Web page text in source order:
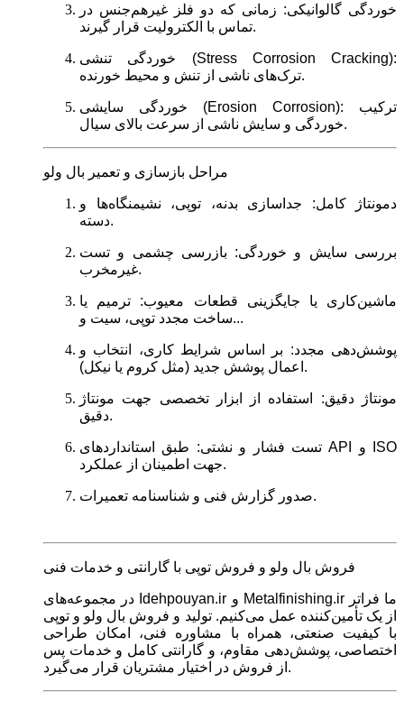
خوردگی گالوانیکی: زمانی که دو فلز غیرهم‌جنس در
تماس با الکترولیت قرار گیرند.
خوردگی تنشی (Stress Corrosion Cracking):
ترک‌های ناشی از تنش و محیط خورنده.
خوردگی سایشی (Erosion Corrosion): ترکیب
خوردگی و سایش ناشی از سرعت بالای سیال.
مراحل بازسازی و تعمیر بال ولو
دمونتاژ کامل: جداسازی بدنه، توپی، نشیمنگاه‌ها و
دسته.
بررسی سایش و خوردگی: بازرسی چشمی و تست
غیرمخرب.
ماشین‌کاری یا جایگزینی قطعات معیوب: ترمیم یا
ساخت مجدد توپی، سیت و...
پوشش‌دهی مجدد: بر اساس شرایط کاری، انتخاب و
اعمال پوشش جدید (مثل کروم یا نیکل).
مونتاژ دقیق: استفاده از ابزار تخصصی جهت مونتاژ
دقیق.
تست فشار و نشتی: طبق استانداردهای API و ISO
جهت اطمینان از عملکرد.
صدور گزارش فنی و شناسنامه تعمیرات.
فروش بال ولو و فروش توپی با گارانتی و خدمات فنی
در مجموعه‌های Idehpouyan.ir و Metalfinishing.ir ما فراتر
از یک تأمین‌کننده عمل می‌کنیم. تولید و فروش بال ولو و توپی
با کیفیت صنعتی، همراه با مشاوره فنی، امکان طراحی
اختصاصی، پوشش‌دهی مقاوم، و گارانتی کامل و خدمات پس
از فروش در اختیار مشتریان قرار می‌گیرد.